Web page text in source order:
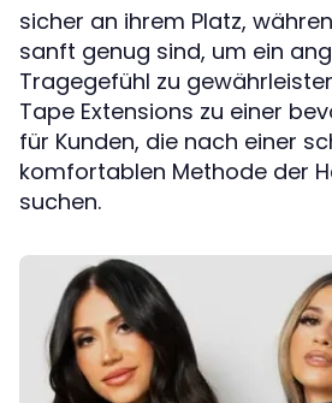
sicher an ihrem Platz,
sanft genug sind, um ein
Tragegefühl zu
Tape Extensions zu einer
für Kunden, die nach einer
komfortablen Methode der
suchen.